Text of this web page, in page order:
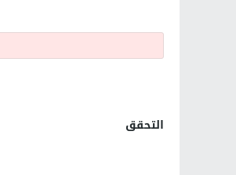
التحقق